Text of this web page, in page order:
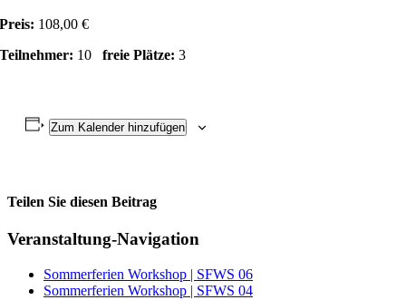
Preis: 108,00 €
Teilnehmer: 10freie Plätze: 3
Zum Kalender hinzufügen
Teilen Sie diesen Beitrag
Facebook
Veranstaltung-Navigation
Sommerferien Workshop | SFWS 06
Sommerferien Workshop | SFWS 04